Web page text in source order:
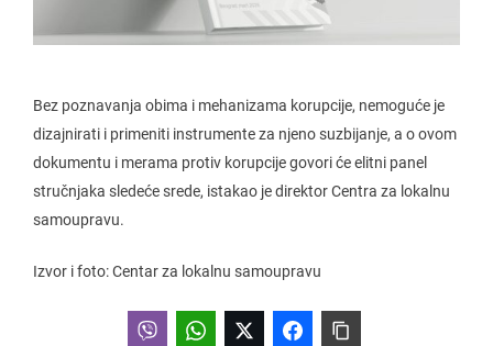
Bez poznavanja obima i mehanizama korupcije, nemoguće je
dizajnirati i primeniti instrumente za njeno suzbijanje, a o ovom
dokumentu i merama protiv korupcije govori će elitni panel
stručnjaka sledeće srede, istakao je direktor Centra za lokalnu
samoupravu.
Izvor i foto: Centar za lokalnu samoupravu